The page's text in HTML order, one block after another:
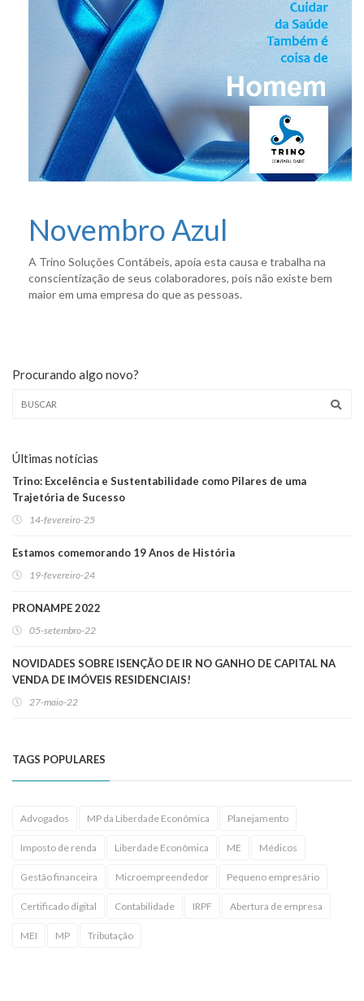
Novembro Azul
A Trino Soluções Contábeis, apoia esta causa e trabalha na
conscientização de seus colaboradores, pois não existe bem
maior em uma empresa do que as pessoas.
Procurando algo novo?
Últimas notícias
Trino: Excelência e Sustentabilidade como Pilares de uma
Trajetória de Sucesso
14-fevereiro-25
Estamos comemorando 19 Anos de História
19-fevereiro-24
PRONAMPE 2022
05-setembro-22
NOVIDADES SOBRE ISENÇÃO DE IR NO GANHO DE CAPITAL NA
VENDA DE IMÓVEIS RESIDENCIAIS!
27-maio-22
TAGS POPULARES
Advogados MP da Liberdade Econômica Planejamento
Imposto de renda Liberdade Econômica ME Médicos
Gestão financeira Microempreendedor Pequeno empresário
Certificado digital Contabilidade IRPF Abertura de empresa
MEI MP Tributação